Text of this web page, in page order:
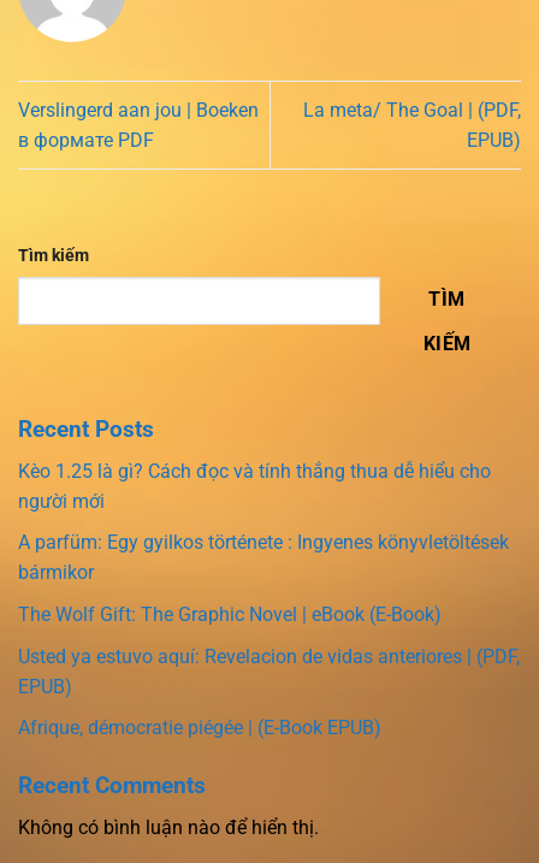
Verslingerd aan jou | Boeken
в формате PDF
La meta/ The Goal | (PDF,
EPUB)
Tìm kiếm
TÌM
KIẾM
Recent Posts
Kèo 1.25 là gì? Cách đọc và tính thắng thua dễ hiểu cho
người mới
A parfüm: Egy gyilkos története : Ingyenes könyvletöltések
bármikor
The Wolf Gift: The Graphic Novel | eBook (E-Book)
Usted ya estuvo aquí: Revelacion de vidas anteriores | (PDF,
EPUB)
Afrique, démocratie piégée | (E-Book EPUB)
Recent Comments
Không có bình luận nào để hiển thị.